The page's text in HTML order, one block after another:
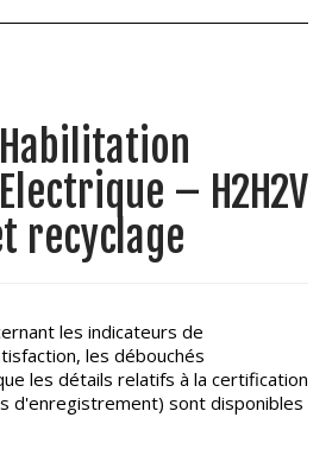
Habilitation
Electrique – H2H2V
recyclage
les indicateurs de
les débouchés
les détails relatifs à la certification
d'enregistrement) sont disponibles